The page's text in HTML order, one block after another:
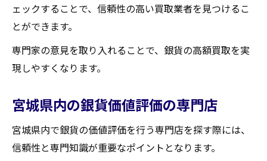
ェックすることで、信頼性の高い買取業者を見つけるこ
とができます。
専門家の意見を取り入れることで、銀貨の高額買取を実
現しやすくなります。
宮城県内の銀貨価値評価の専門店
宮城県内で銀貨の価値評価を行う専門店を探す際には、
信頼性と専門知識が重要なポイントとなります。